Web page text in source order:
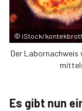
© iStock/
Der Labornachweis
Es gibt nun